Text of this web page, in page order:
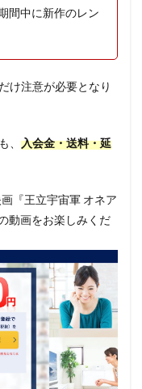
間中に新作のレン
け注意が必要となり
、 入会金・送料・延
『王立宇宙軍 オネア
動画をお楽しみくだ